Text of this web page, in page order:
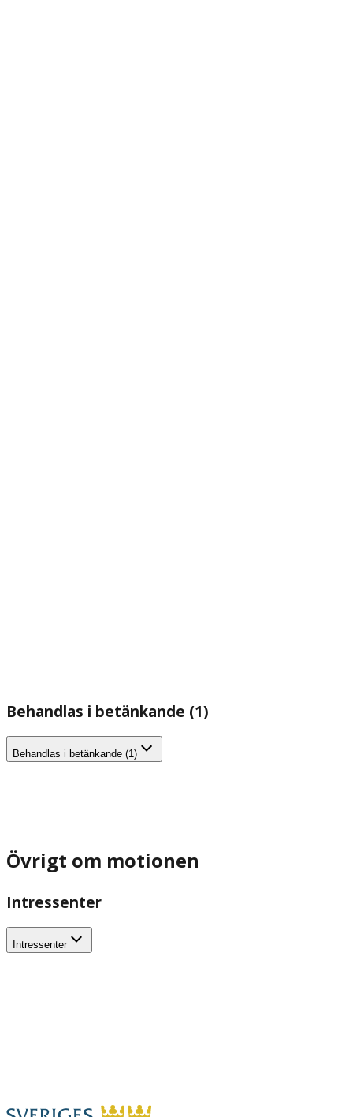
Behandlas i betänkande (1)
Behandlas i betänkande (1)
Övrigt om motionen
Intressenter
Intressenter